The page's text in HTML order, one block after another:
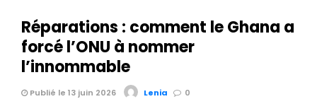
Réparations : comment le Ghana a
forcé l’ONU à nommer
l’innommable
Publié le 13 juin 2026 Lenia 0